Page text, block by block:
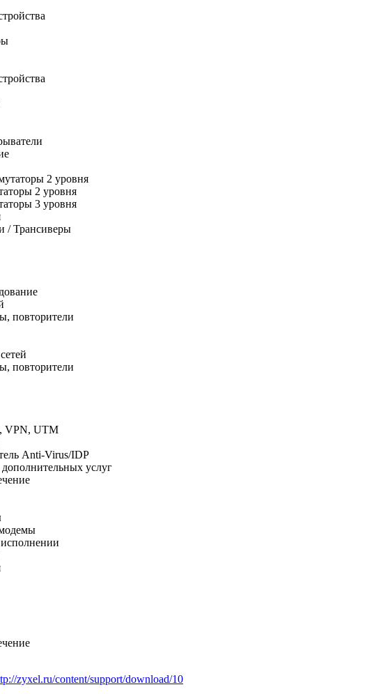
2 уровня
2 уровня
3 уровня
/ Трансиверы
повторители
повторители
VPN, UTM
Anti-Virus/IDP
услуг
zyxel.ru/content/support/download/10